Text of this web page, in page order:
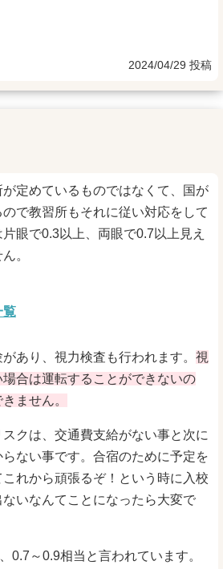
2024/04/29 投稿
定めているものではなくて、国が
で教習所もそれに従い対応をして
眼で0.3以上、両眼で0.7以上見え
。
覧
あり、視力検査も行われます。 視
合は運転することができないの
ません。
クは、交通費支給がない事と次に
ない事です。合宿のために予定を
れから頑張るぞ！という時に入校
いなんてことになったら大変で
0.7～0.9相当と言われています。